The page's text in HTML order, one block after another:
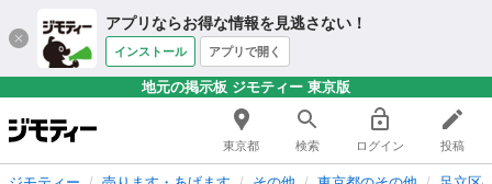
アプリならお得な情報を見逃さない！
インストール アプリで開く
地元の掲示板 ジモティー 東京版
東京都 検索 ログイン 投稿